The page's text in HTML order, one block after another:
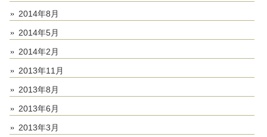
2014年8月
2014年5月
2014年2月
2013年11月
2013年8月
2013年6月
2013年3月